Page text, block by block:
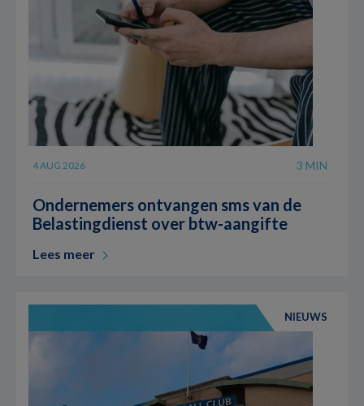
4 AUG 2026 3 MIN
Ondernemers ontvangen sms van de
Belastingdienst over btw-aangifte
Lees meer
NIEUWS